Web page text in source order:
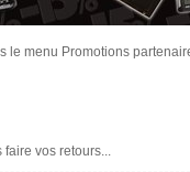
le menu Promotions
vos retours...